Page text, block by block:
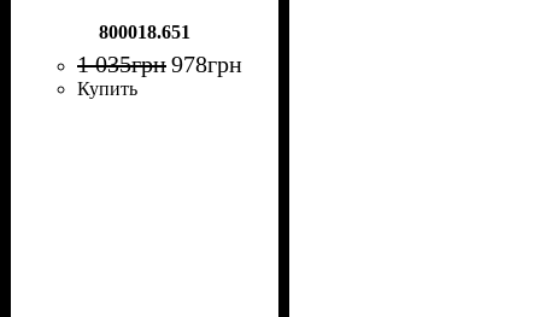
800018.651
1 035грн978грн
Купить